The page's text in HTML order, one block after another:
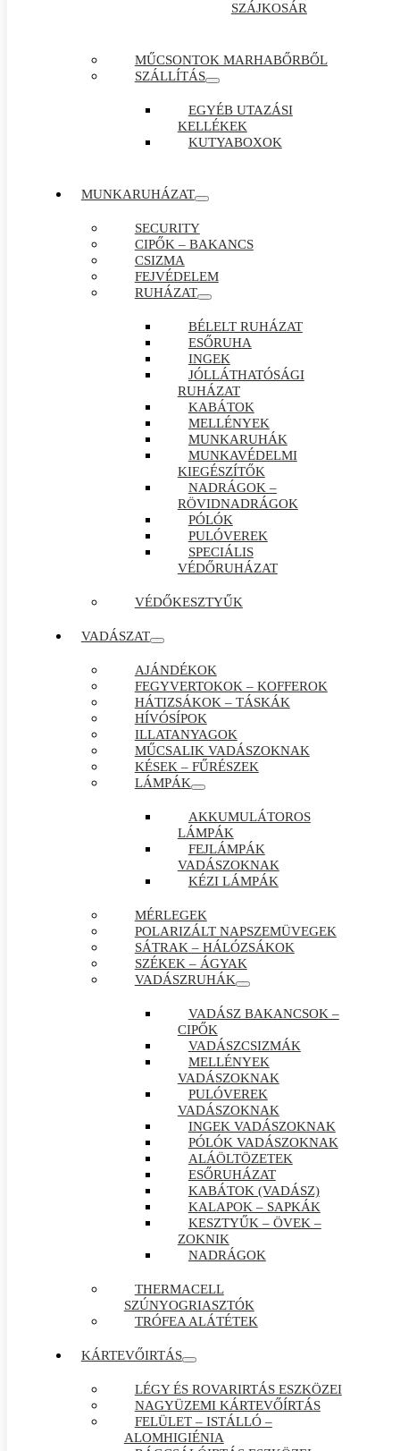
SZÁJKOSÁR
MŰCSONTOK MARHABŐRBŐL
SZÁLLÍTÁS
EGYÉB UTAZÁSI
KELLÉKEK
KUTYABOXOK
MUNKARUHÁZAT
SECURITY
CIPŐK – BAKANCS
CSIZMA
FEJVÉDELEM
RUHÁZAT
BÉLELT RUHÁZAT
ESŐRUHA
INGEK
JÓLLÁTHATÓSÁGI
RUHÁZAT
KABÁTOK
MELLÉNYEK
MUNKARUHÁK
MUNKAVÉDELMI
KIEGÉSZÍTŐK
NADRÁGOK –
RÖVIDNADRÁGOK
PÓLÓK
PULÓVEREK
SPECIÁLIS
VÉDŐRUHÁZAT
VÉDŐKESZTYŰK
VADÁSZAT
AJÁNDÉKOK
FEGYVERTOKOK – KOFFEROK
HÁTIZSÁKOK – TÁSKÁK
HÍVÓSÍPOK
ILLATANYAGOK
MŰCSALIK VADÁSZOKNAK
KÉSEK – FŰRÉSZEK
LÁMPÁK
AKKUMULÁTOROS
LÁMPÁK
FEJLÁMPÁK
VADÁSZOKNAK
KÉZI LÁMPÁK
MÉRLEGEK
POLARIZÁLT NAPSZEMÜVEGEK
SÁTRAK – HÁLÓZSÁKOK
SZÉKEK – ÁGYAK
VADÁSZRUHÁK
VADÁSZ BAKANCSOK –
CIPŐK
VADÁSZCSIZMÁK
MELLÉNYEK
VADÁSZOKNAK
PULÓVEREK
VADÁSZOKNAK
INGEK VADÁSZOKNAK
PÓLÓK VADÁSZOKNAK
ALÁÖLTÖZETEK
ESŐRUHÁZAT
KABÁTOK (VADÁSZ)
KALAPOK – SAPKÁK
KESZTYŰK – ÖVEK –
ZOKNIK
NADRÁGOK
THERMACELL
SZÚNYOGRIASZTÓK
TRÓFEA ALÁTÉTEK
KÁRTEVŐIRTÁS
LÉGY ÉS ROVARIRTÁS ESZKÖZEI
NAGYÜZEMI KÁRTEVŐÍRTÁS
FELÜLET – ISTÁLLÓ –
ALOMHIGIÉNIA